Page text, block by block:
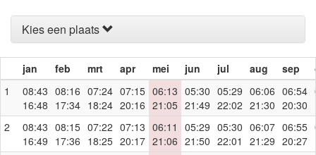
Kies een plaats
jan feb mrt apr mei jun jul aug sep
1
08:43
16:48
08:16
17:34
07:24
18:24
07:15
20:16
06:13
21:05
05:30
21:49
05:29
22:02
06:06
21:30
06:54
20:30
2
08:43
16:49
08:15
17:36
07:22
18:25
07:13
20:17
06:11
21:06
05:29
21:50
05:30
22:01
06:07
21:29
06:55
20:27